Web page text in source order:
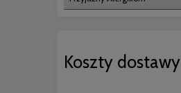
Koszty dostawy